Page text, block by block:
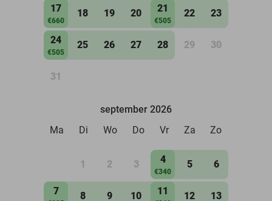
17
€660
18 19 20 21
€505
22 23
24
€505
25 26 27 28 29 30
31
september 2026
Ma
Di Wo Do Vr Za Zo
1 2 3 4
€340
5 6
7 8 9 10 11 12 13